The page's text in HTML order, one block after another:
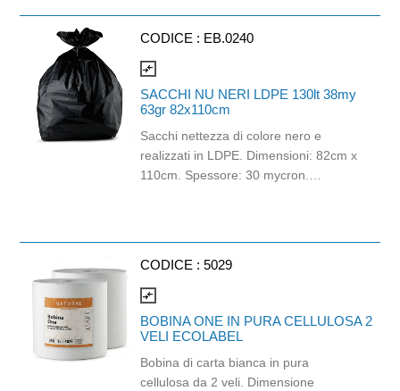
CODICE : EB.0240
compare_arrows
SACCHI NU NERI LDPE 130lt 38my
63gr 82x110cm
Sacchi nettezza di colore nero e
realizzati in LDPE. Dimensioni: 82cm x
110cm. Spessore: 30 mycron.
CODICE : 5029
compare_arrows
BOBINA ONE IN PURA CELLULOSA 2
VELI ECOLABEL
Bobina di carta bianca in pura
cellulosa da 2 veli. Dimensione